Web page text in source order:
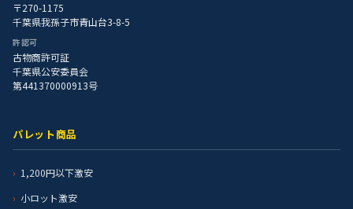
〒270-1175
千葉県我孫子市青山台3-8-5
許認可
古物商許可証
千葉県公安委員会
第441370000913号
パレット商品
1,200円以下激安
小ロット激安